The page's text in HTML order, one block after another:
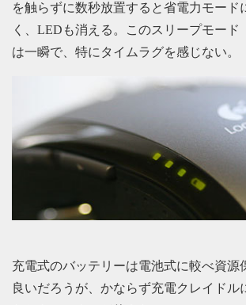
を触らずに数秒放置すると省電力モード
く、LEDも消える。このスリープモード
は一瞬で、特にタイムラグを感じない。
充電式のバッテリーは電池式に較べ資源
良いだろうが、かならず充電クレイドル